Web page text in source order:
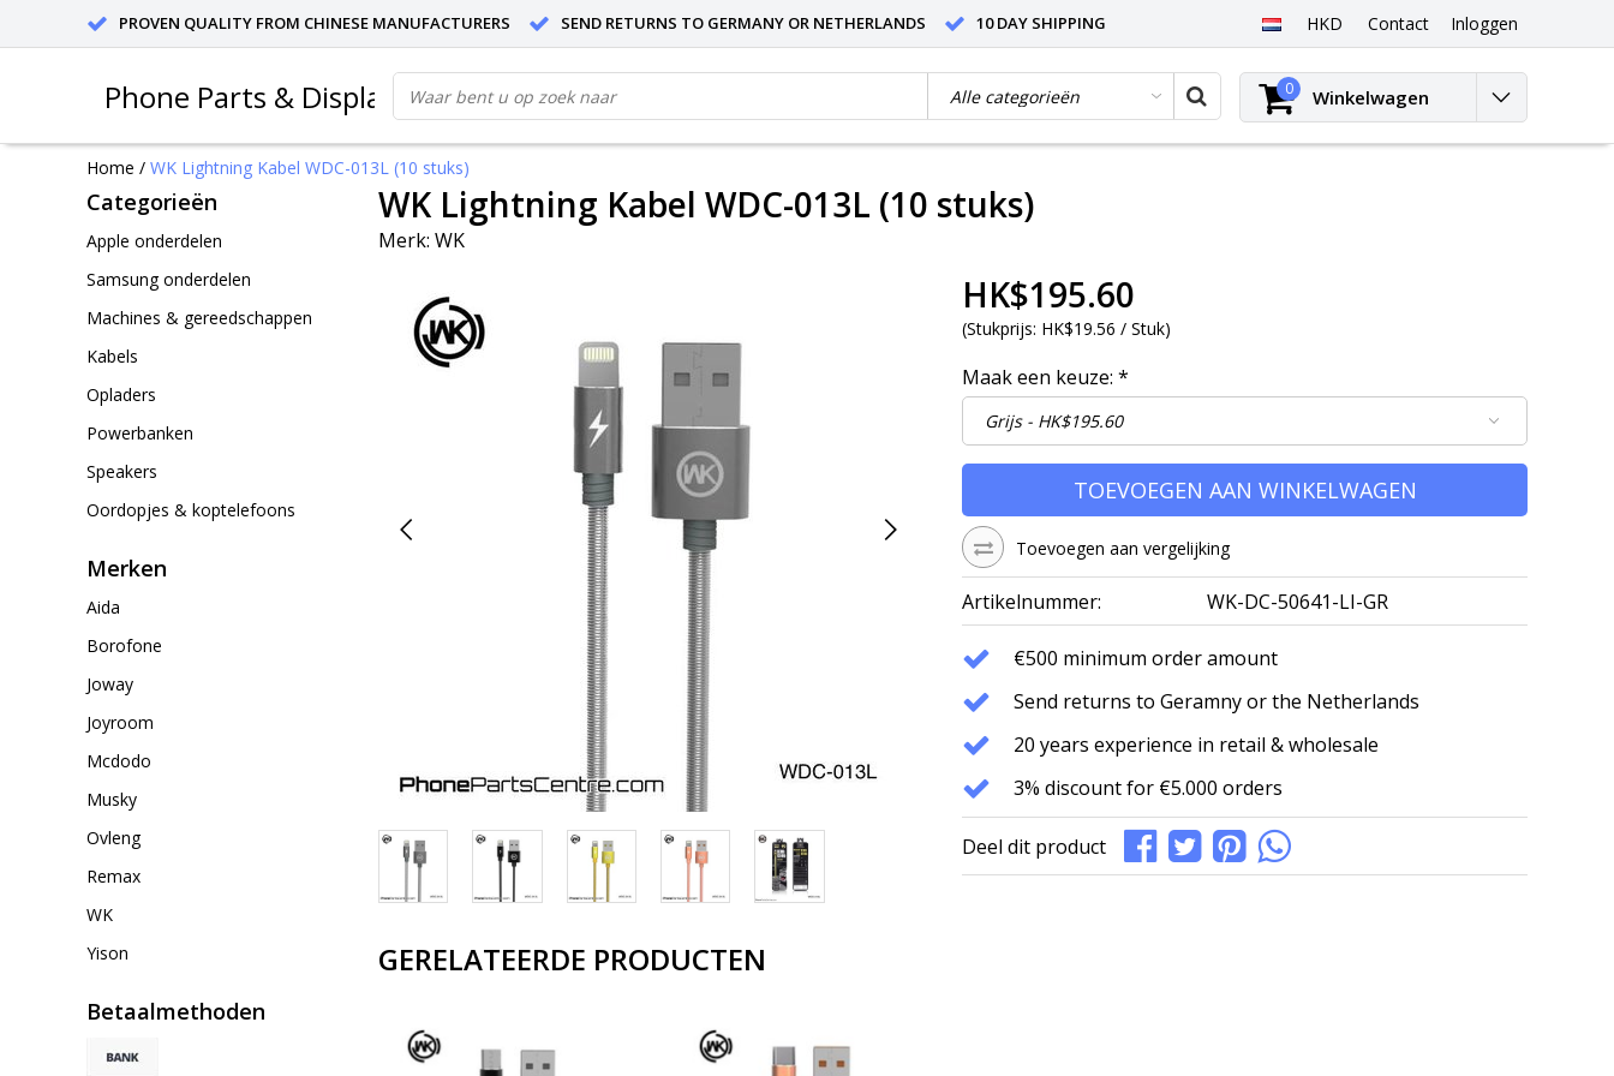
PROVEN QUALITY FROM CHINESE MANUFACTURERS SEND RETURNS TO GERMANY OR NETHERLANDS 10 DAY SHIPPING HKD Contact Inloggen
Phone Parts & Displays 0 Winkelwagen
Home / WK Lightning Kabel WDC-013L (10 stuks)
Categorieën
Apple onderdelen
Samsung onderdelen
Machines & gereedschappen
Kabels
Opladers
Powerbanken
Speakers
Oordopjes & koptelefoons
Merken
Aida
Borofone
Joway
Joyroom
Mcdodo
Musky
Ovleng
Remax
WK
Yison
Betaalmethoden
WK Lightning Kabel WDC-013L (10 stuks)
Merk: WK
HK$195.60
(Stukprijs: HK$19.56 / Stuk)
Maak een keuze: *
TOEVOEGEN AAN WINKELWAGEN
Toevoegen aan vergelijking
Artikelnummer: WK-DC-50641-LI-GR
€500 minimum order amount
Send returns to Geramny or the Netherlands
20 years experience in retail & wholesale
3% discount for €5.000 orders
Deel dit product
GERELATEERDE PRODUCTEN